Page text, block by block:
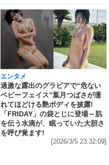
エンタメ
過激な露出のグラビアで“危ない
ベビーフェイス”葉月つばさが濡
れてほどける艶ボディを披露!
「FRIDAY」の袋とじに登場～肌
を伝う水滴が、眠っていた大胆さ
を呼び覚ます!
[2026/3/5 23:32:09]